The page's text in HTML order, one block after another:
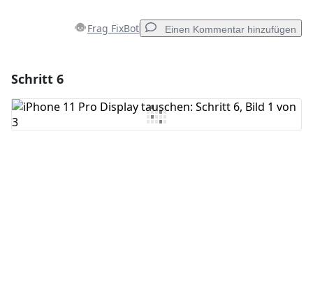
Frag FixBot Einen Kommentar hinzufügen
Kommentar hinzufügen
Schritt 6